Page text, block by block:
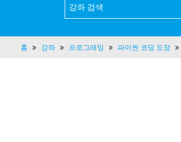
홈 강좌 프로그래밍 파이썬 코딩 도장